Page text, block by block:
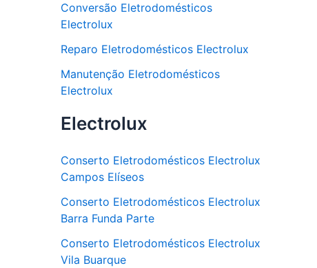
Conversão Eletrodomésticos
Electrolux
Reparo Eletrodomésticos Electrolux
Manutenção Eletrodomésticos
Electrolux
Electrolux
Conserto Eletrodomésticos Electrolux
Campos Elíseos
Conserto Eletrodomésticos Electrolux
Barra Funda Parte
Conserto Eletrodomésticos Electrolux
Vila Buarque